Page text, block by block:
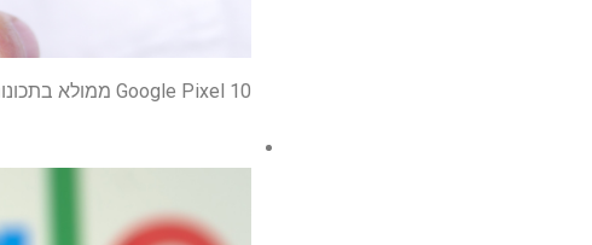
Google Pixel 10 ממולא בתכונות AI – הנה 7 שאנחנו הכי מתרגשים מהם